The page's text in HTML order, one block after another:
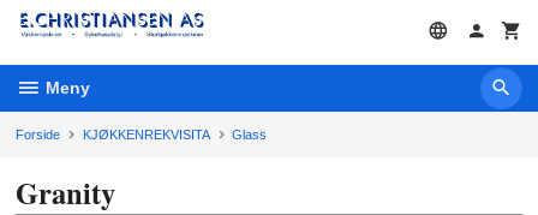
Gå
innholdet
Meny
Forside KJØKKENREKVISITA Glass
Granity